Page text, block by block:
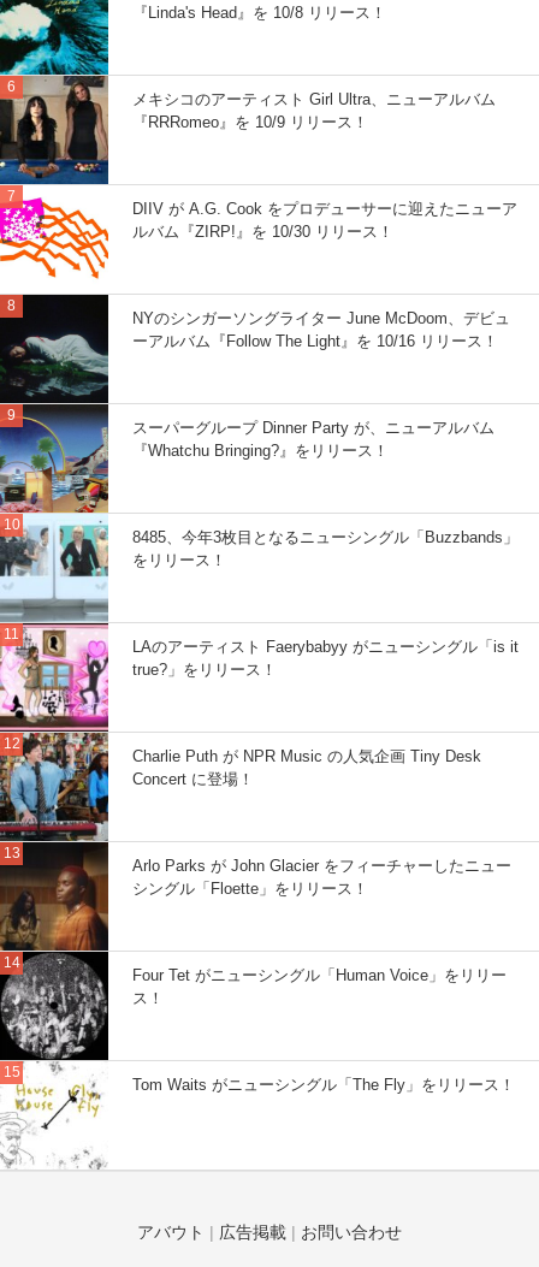
『Linda's Head』を 10/8 リリース！
メキシコのアーティスト Girl Ultra、ニューアルバム
『RRRomeo』を 10/9 リリース！
DIIV が A.G. Cook をプロデューサーに迎えたニューア
ルバム『ZIRP!』を 10/30 リリース！
NYのシンガーソングライター June McDoom、デビュ
ーアルバム『Follow The Light』を 10/16 リリース！
スーパーグループ Dinner Party が、ニューアルバム
『Whatchu Bringing?』をリリース！
8485、今年3枚目となるニューシングル「Buzzbands」
をリリース！
LAのアーティスト Faerybabyy がニューシングル「is it
true?」をリリース！
Charlie Puth が NPR Music の人気企画 Tiny Desk
Concert に登場！
Arlo Parks が John Glacier をフィーチャーしたニュー
シングル「Floette」をリリース！
Four Tet がニューシングル「Human Voice」をリリー
ス！
Tom Waits がニューシングル「The Fly」をリリース！
アバウト | 広告掲載 | お問い合わせ